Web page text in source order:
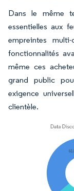
Dans le même
essentielles aux
empreintes
fonctionnalités
même ces
grand public
exigence
clientèle.